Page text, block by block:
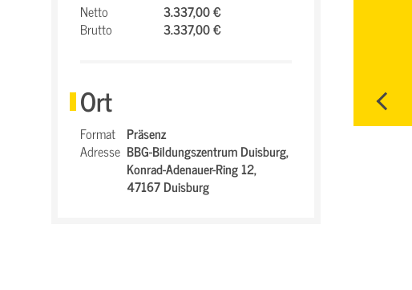
Netto
3.337,00 €
Brutto
3.337,00 €
Ort
Format Präsenz
Adresse BBG-Bildungszentrum Duisburg,
Konrad-Adenauer-Ring 12,
47167 Duisburg